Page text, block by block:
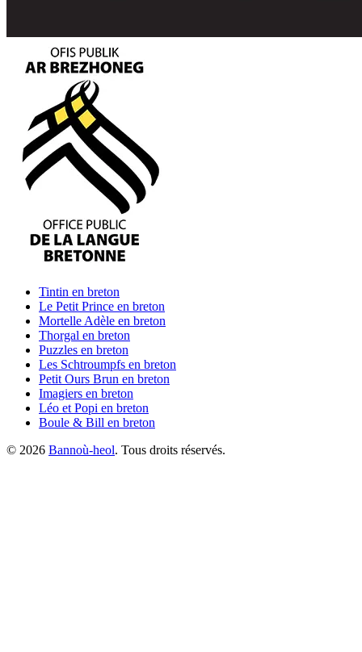
Tintin en breton
Le Petit Prince en breton
Mortelle Adèle en breton
Thorgal en breton
Puzzles en breton
Les Schtroumpfs en breton
Petit Ours Brun en breton
Imagiers en breton
Léo et Popi en breton
Boule & Bill en breton
© 2026 Bannoù-heol. Tous droits réservés.